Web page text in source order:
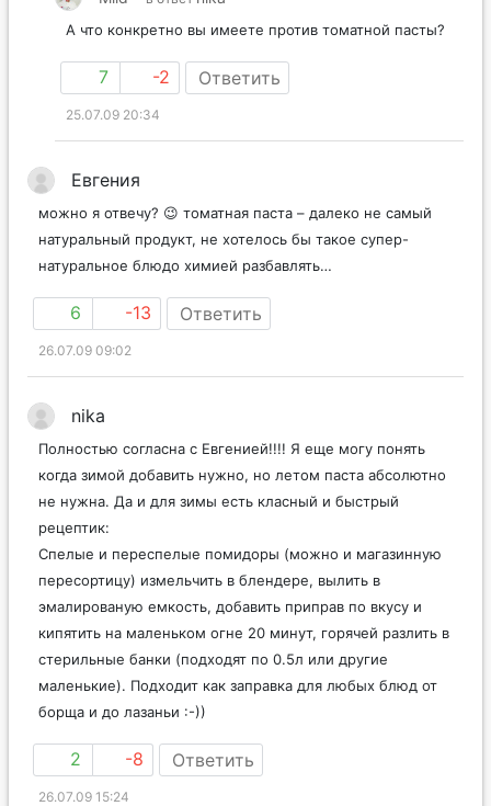
А что конкретно вы имеете против томатной пасты?
7 -2 Ответить
25.07.09 20:34
Евгения
можно я отвечу? 😉 томатная паста – далеко не самый
натуральный продукт, не хотелось бы такое супер-
натуральное блюдо химией разбавлять…
6 -13 Ответить
26.07.09 09:02
nika
Полностью согласна с Евгенией!!!! Я еще могу понять
когда зимой добавить нужно, но летом паста абсолютно
не нужна. Да и для зимы есть класный и быстрый
рецептик:
Спелые и переспелые помидоры (можно и магазинную
пересортицу) измельчить в блендере, вылить в
эмалированую емкость, добавить приправ по вкусу и
кипятить на маленьком огне 20 минут, горячей разлить в
стерильные банки (подходят по 0.5л или другие
маленькие). Подходит как заправка для любых блюд от
борща и до лазаньи :-))
2 -8 Ответить
26.07.09 15:24